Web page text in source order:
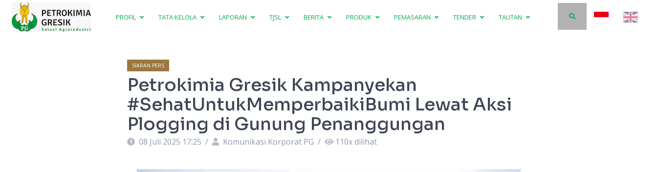
PROFIL TATA KELOLA LAPORAN TJSL BERITA PRODUK PEMASARAN TENDER TAUTAN
SIARAN PERS
Petrokimia Gresik Kampanyekan
#SehatUntukMemperbaikiBumi Lewat Aksi
Plogging di Gunung Penanggungan
08 Juli 2025 17:25 / Komunikasi Korporat PG / 110x dilihat